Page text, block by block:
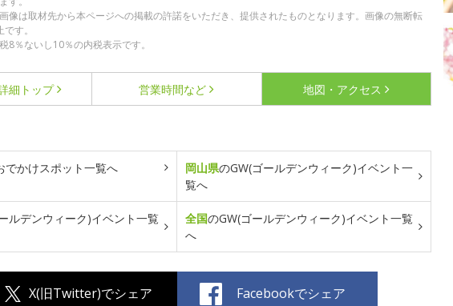
像は取材先から本ページへの掲載の許諾をいただき、提供されたものとなります。画像の無断転
す。
8％ないし10％の内税表示です。
細 トップ 営業時間など 地図・アクセス
でかけスポット一覧へ 岡山県のGW(ゴールデンウィーク)イベント一
覧へ
ルデンウィーク)イベント一覧
全国のGW(ゴールデンウィーク)イベント一覧
へ
X(旧Twitter)でシェア Facebookでシェア